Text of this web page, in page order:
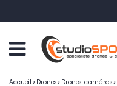
menu
Accueil > Drones> Drones-caméras>